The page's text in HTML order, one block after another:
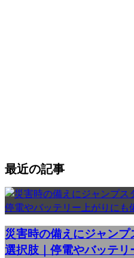
最近の記事
災害時の備えにジャン
選択肢｜停電やバッテリ